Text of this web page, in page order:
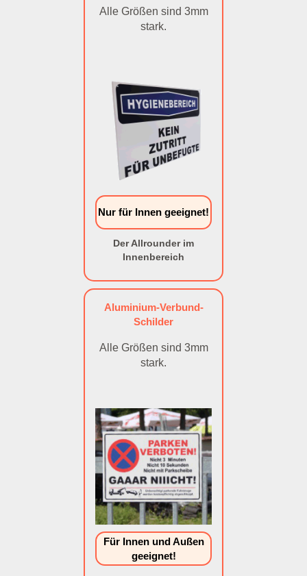
Alle Größen sind 3mm
stark.
Nur für Innen geeignet!
Der Allrounder im
Innenbereich
Aluminium-Verbund-
Schilder
Alle Größen sind 3mm
stark.
Für Innen und Außen
geeignet!